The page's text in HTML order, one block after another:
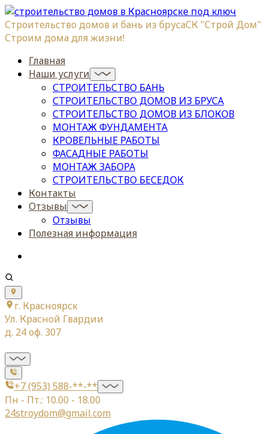
Строительство домов и бань из брусаСК "Строй Дом"
Строим дома для жизни!
Главная
Наши услуги
СТРОИТЕЛЬСТВО БАНЬ
СТРОИТЕЛЬСТВО ДОМОВ ИЗ БРУСА
СТРОИТЕЛЬСТВО ДОМОВ ИЗ БЛОКОВ
МОНТАЖ ФУНДАМЕНТА
КРОВЕЛЬНЫЕ РАБОТЫ
ФАСАДНЫЕ РАБОТЫ
МОНТАЖ ЗАБОРА
СТРОИТЕЛЬСТВО БЕСЕДОК
Контакты
Отзывы
Отзывы
Полезная информация
г. Красноярск
Ул. Красной Гвардии
д. 24 оф. 307
+7 (953) 588-**-**
Пн - Пт.: 10.00 - 18.00
24stroydom@gmail.com